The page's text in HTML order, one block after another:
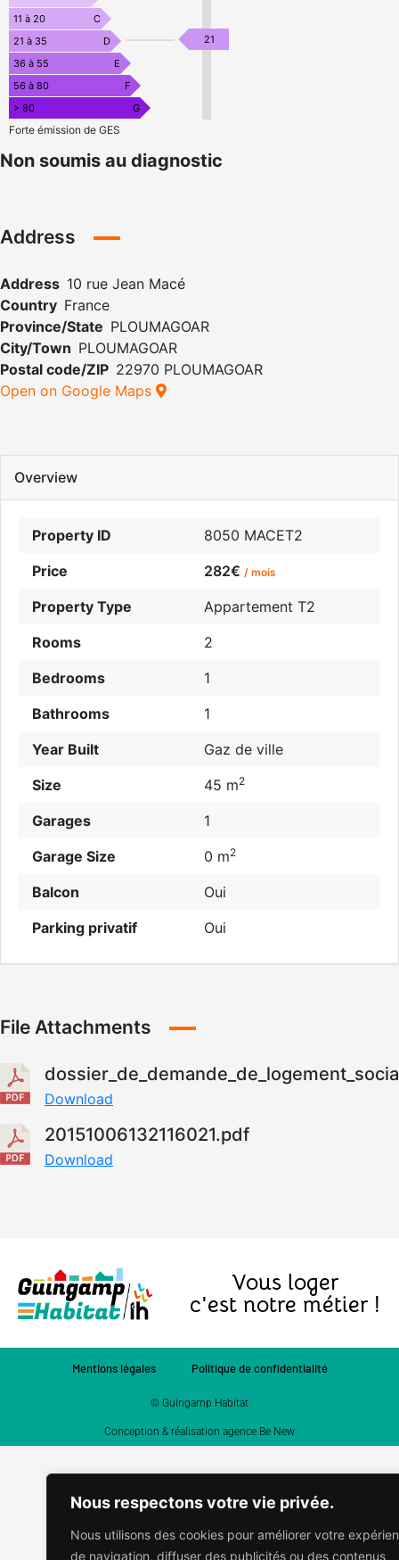
Nous respectons votre vie privée.
Nous utilisons des cookies pour améliorer votre
de navigation, diffuser des publicités ou des contenus
11 à 20
C
21 à 35
D
36 à 55
E
56 à 80
F
> 80
G
21
Forte émission de GES
Non soumis au diagnostic
Address
Address 10 rue Jean Macé
Country France
Province/State PLOUMAGOAR
City/Town PLOUMAGOAR
Postal code/ZIP 22970 PLOUMAGOAR
Open on Google Maps
Overview
Property ID
8050 MACET2
Price
282€ / mois
Property Type
Appartement T2
Rooms
2
Bedrooms
1
Bathrooms
1
Year Built
Gaz de ville
Size
45 m2
Garages
1
Garage Size
0 m2
Balcon
Oui
Parking privatif
Oui
File Attachments
Download
20151006132116021.pdf
Download
Vous loger
c'est notre métier !
Mentions légales Politique de confidentialité
© Guingamp Habitat
Conception & réalisation agence Be New